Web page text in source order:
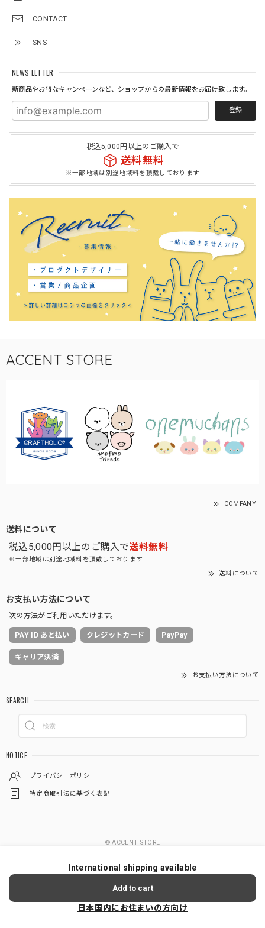
CONTACT
SNS
NEWS LETTER
新商品やお得なキャンペーンなど、ショップからの最新情報をお届け致します。
登録
税込5,000円以上のご購入で
送料無料
※一部地域は別途地域料を頂戴しております
ACCENT STORE
COMPANY
送料について
税込5,000円以上のご購入で送料無料
※一部地域は別途地域料を頂戴しております
送料について
お支払い方法について
次の方法がご利用いただけます。
PAY ID あと払い クレジットカード PayPay
キャリア決済
お支払い方法について
SEARCH
NOTICE
プライバシーポリシー
特定商取引法に基づく表記
© ACCENT STORE
International shipping available
Add to cart
日本国内にお住まいの方向け